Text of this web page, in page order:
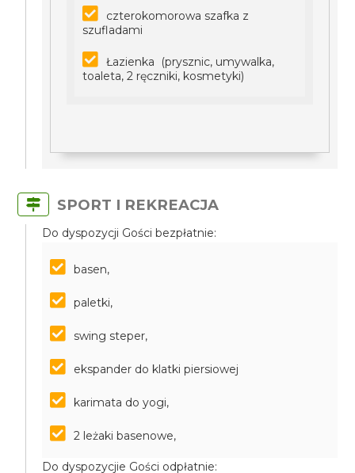
czterokomorowa szafka z
szufladami
Łazienka (prysznic, umywalka,
toaleta, 2 ręczniki, kosmetyki)
SPORT I REKREACJA
Do dyspozycji Gości bezpłatnie:
basen,
paletki,
swing steper,
ekspander do klatki piersiowej
karimata do yogi,
2 leżaki basenowe,
Do dyspozycjie Gości odpłatnie: